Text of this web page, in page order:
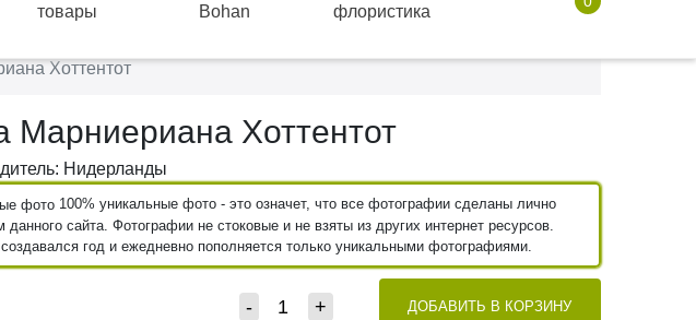
товары
Bohan
флористика
Хоттентот
Марниериана Хоттентот
Нидерланды
100% уникальные фото - это означет, что все фотографии сделаны лично
данного сайта. Фотографии не стоковые и не взяты из других интернет ресурсов.
создавался год и ежедневно пополняется только уникальными фотографиями.
- + ДОБАВИТЬ В КОРЗИНУ